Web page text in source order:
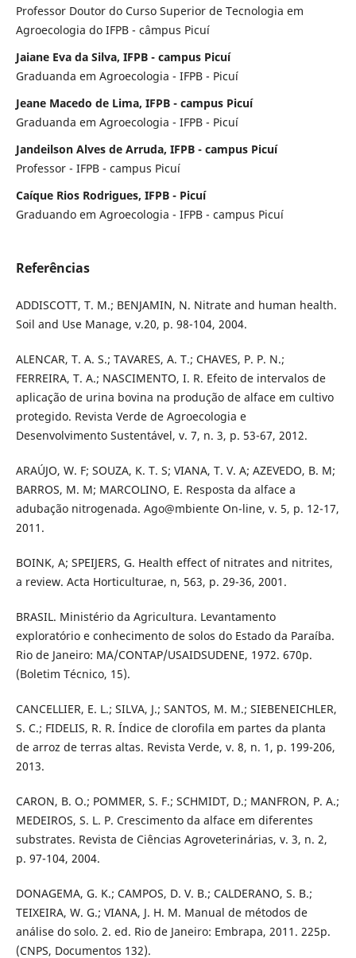
Professor Doutor do Curso Superior de Tecnologia em
Agroecologia do IFPB - câmpus Picuí
Jaiane Eva da Silva, IFPB - campus Picuí
Graduanda em Agroecologia - IFPB - Picuí
Jeane Macedo de Lima, IFPB - campus Picuí
Graduanda em Agroecologia - IFPB - Picuí
Jandeilson Alves de Arruda, IFPB - campus Picuí
Professor - IFPB - campus Picuí
Caíque Rios Rodrigues, IFPB - Picuí
Graduando em Agroecologia - IFPB - campus Picuí
Referências
ADDISCOTT, T. M.; BENJAMIN, N. Nitrate and human health.
Soil and Use Manage, v.20, p. 98-104, 2004.
ALENCAR, T. A. S.; TAVARES, A. T.; CHAVES, P. P. N.;
FERREIRA, T. A.; NASCIMENTO, I. R. Efeito de intervalos de
aplicação de urina bovina na produção de alface em cultivo
protegido. Revista Verde de Agroecologia e
Desenvolvimento Sustentável, v. 7, n. 3, p. 53-67, 2012.
ARAÚJO, W. F; SOUZA, K. T. S; VIANA, T. V. A; AZEVEDO, B. M;
BARROS, M. M; MARCOLINO, E. Resposta da alface a
adubação nitrogenada. Ago@mbiente On-line, v. 5, p. 12-17,
2011.
BOINK, A; SPEIJERS, G. Health effect of nitrates and nitrites,
a review. Acta Horticulturae, n, 563, p. 29-36, 2001.
BRASIL. Ministério da Agricultura. Levantamento
exploratório e conhecimento de solos do Estado da Paraíba.
Rio de Janeiro: MA/CONTAP/USAIDSUDENE, 1972. 670p.
(Boletim Técnico, 15).
CANCELLIER, E. L.; SILVA, J.; SANTOS, M. M.; SIEBENEICHLER,
S. C.; FIDELIS, R. R. Índice de clorofila em partes da planta
de arroz de terras altas. Revista Verde, v. 8, n. 1, p. 199-206,
2013.
CARON, B. O.; POMMER, S. F.; SCHMIDT, D.; MANFRON, P. A.;
MEDEIROS, S. L. P. Crescimento da alface em diferentes
substrates. Revista de Ciências Agroveterinárias, v. 3, n. 2,
p. 97-104, 2004.
DONAGEMA, G. K.; CAMPOS, D. V. B.; CALDERANO, S. B.;
TEIXEIRA, W. G.; VIANA, J. H. M. Manual de métodos de
análise do solo. 2. ed. Rio de Janeiro: Embrapa, 2011. 225p.
(CNPS, Documentos 132).